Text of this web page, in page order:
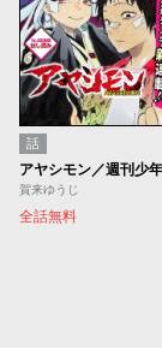
話
賀来ゆうじ
全話無料